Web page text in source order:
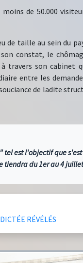
de 50.000
de taille au sein du
constat, le
travers son cabinet
entre les
de ladite
est l'objectif que
tiendra du 1er au 4
RÉVÉLÉS